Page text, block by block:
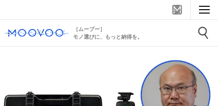
［ムーブー］
モノ選びに、もっと納得を。